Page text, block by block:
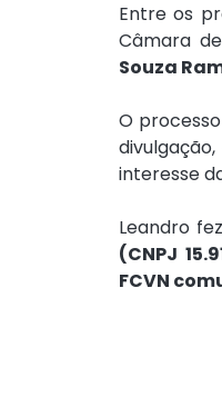
Entre os
Câmara
Souza
O
interesse
Leandro
(CNPJ
FCVN